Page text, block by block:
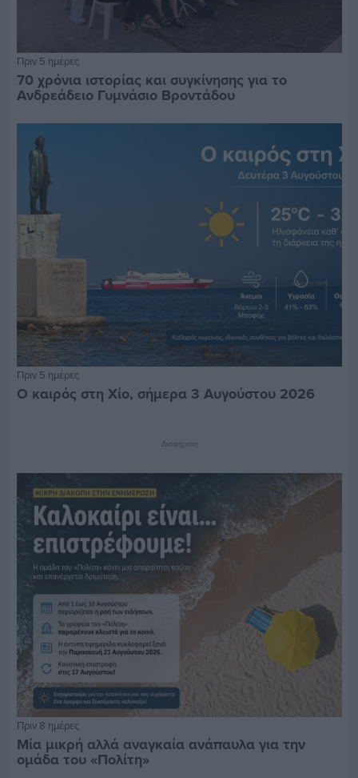
Πριν 5 ημέρες
70 χρόνια ιστορίας και συγκίνησης για το
Ανδρεάδειο Γυμνάσιο Βροντάδου
Πριν 5 ημέρες
Ο καιρός στη Χίο, σήμερα 3 Αυγούστου 2026
Διαφήμιση
Πριν 8 ημέρες
Μία μικρή αλλά αναγκαία ανάπαυλα για την
ομάδα του «Πολίτη»